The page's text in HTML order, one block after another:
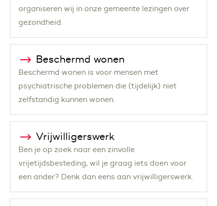
organiseren wij in onze gemeente lezingen over
gezondheid.
Beschermd wonen
Beschermd wonen is voor mensen met
psychiatrische problemen die (tijdelijk) niet
zelfstandig kunnen wonen.
Vrijwilligerswerk
Ben je op zoek naar een zinvolle
vrijetijdsbesteding, wil je graag iets doen voor
een ander? Denk dan eens aan vrijwilligerswerk.